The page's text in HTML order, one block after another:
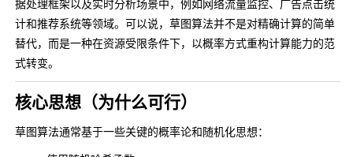
据处理框架以及实时分析场景中，例如网络流量监控、广告点击统
计和推荐系统等领域。可以说，草图算法并不是对精确计算的简单
替代，而是一种在资源受限条件下，以概率方式重构计算能力的范
式转变。
核心思想（为什么可行）
草图算法通常基于一些关键的概率论和随机化思想：